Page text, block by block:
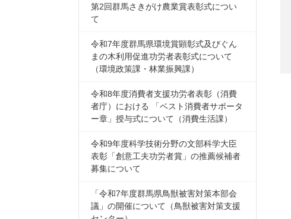
第2回群馬さきがけ農業賞表彰式につい
て
令和7年度群馬県環境賞顕彰式及びぐん
まの木利用促進功労者表彰式について
（環境政策課・林業振興課）
令和8年度消費者支援功労者表彰（消費
者庁）における 「ベスト消費者サポータ
ー章」授与式について（消費生活課）
令和9年度科学技術分野の文部科学大臣
表彰「創意工夫功労者賞」の推薦候補者
募集について
「令和7年度群馬県鳥獣被害対策本部会
議」の開催について（鳥獣被害対策支援